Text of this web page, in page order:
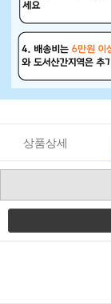
상품상세